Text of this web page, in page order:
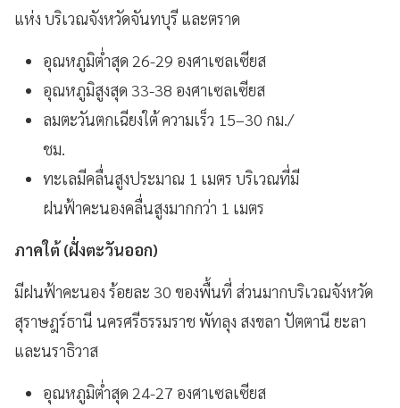
แห่ง บริเวณจังหวัดจันทบุรี และตราด
อุณหภูมิต่ำสุด 26-29 องศาเซลเซียส
อุณหภูมิสูงสุด 33-38 องศาเซลเซียส
ลมตะวันตกเฉียงใต้ ความเร็ว 15–30 กม./
ชม.
ทะเลมีคลื่นสูงประมาณ 1 เมตร บริเวณที่มี
ฝนฟ้าคะนองคลื่นสูงมากกว่า 1 เมตร
ภาคใต้ (ฝั่งตะวันออก)
มีฝนฟ้าคะนอง ร้อยละ 30 ของพื้นที่ ส่วนมากบริเวณจังหวัด
สุราษฎร์ธานี นครศรีธรรมราช พัทลุง สงขลา ปัตตานี ยะลา
และนราธิวาส
อุณหภูมิต่ำสุด 24-27 องศาเซลเซียส